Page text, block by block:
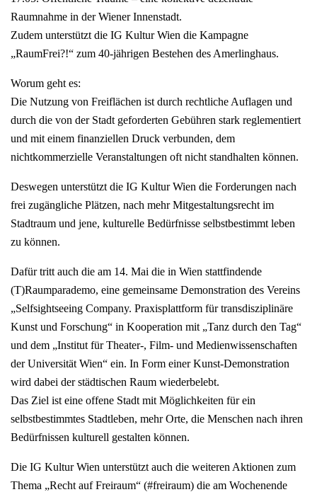
Raumnahme in der Wiener Innenstadt.
Zudem unterstützt die IG Kultur Wien die Kampagne
„RaumFrei?!“ zum 40-jährigen Bestehen des Amerlinghaus.
Worum geht es:
Die Nutzung von Freiflächen ist durch rechtliche Auflagen und
durch die von der Stadt geforderten Gebühren stark reglementiert
und mit einem finanziellen Druck verbunden, dem
nichtkommerzielle Veranstaltungen oft nicht standhalten können.
Deswegen unterstützt die IG Kultur Wien die Forderungen nach
frei zugängliche Plätzen, nach mehr Mitgestaltungsrecht im
Stadtraum und jene, kulturelle Bedürfnisse selbstbestimmt leben
zu können.
Dafür tritt auch die am 14. Mai die in Wien stattfindende
(T)Raumparademo, eine gemeinsame Demonstration des Vereins
„Selfsightseeing Company. Praxisplattform für transdisziplinäre
Kunst und Forschung“ in Kooperation mit „Tanz durch den Tag“
und dem „Institut für Theater-, Film- und Medienwissenschaften
der Universität Wien“ ein. In Form einer Kunst-Demonstration
wird dabei der städtischen Raum wiederbelebt.
Das Ziel ist eine offene Stadt mit Möglichkeiten für ein
selbstbestimmtes Stadtleben, mehr Orte, die Menschen nach ihren
Bedürfnissen kulturell gestalten können.
Die IG Kultur Wien unterstützt auch die weiteren Aktionen zum
Thema „Recht auf Freiraum“ (#freiraum) die am Wochenende